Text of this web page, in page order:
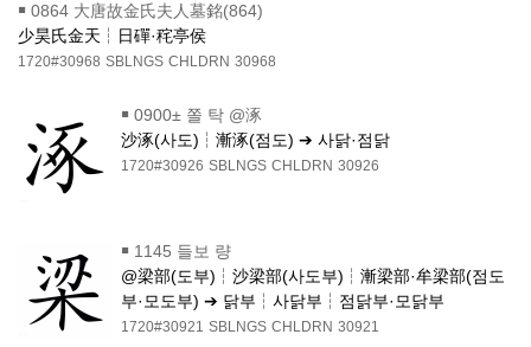
￭ 0864 大唐故金氏夫人墓銘(864)
少昊氏金天┆日磾·秺亭侯
1720#30968 SBLNGS CHLDRN 30968
￭ 0900± 쫄 탁 @涿
沙涿(사도)┆漸涿(점도) ➔ 사닭·점닭
1720#30926 SBLNGS CHLDRN 30926
￭ 1145 들보 량
@梁部(도부)┆沙梁部(사도부)┆漸梁部·牟梁部(점도
부·모도부) ➔ 닭부┆사닭부┆점닭부·모닭부
1720#30921 SBLNGS CHLDRN 30921